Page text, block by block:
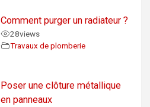
Comment purger un radiateur ?
28views
Travaux de plomberie
Poser une clôture métallique
en panneaux